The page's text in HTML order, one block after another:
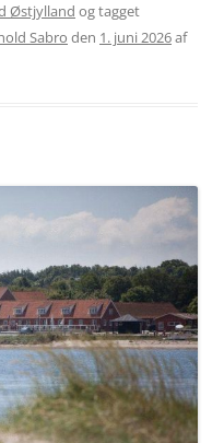
Østjylland og tagget
Sabro den 1. juni 2026af